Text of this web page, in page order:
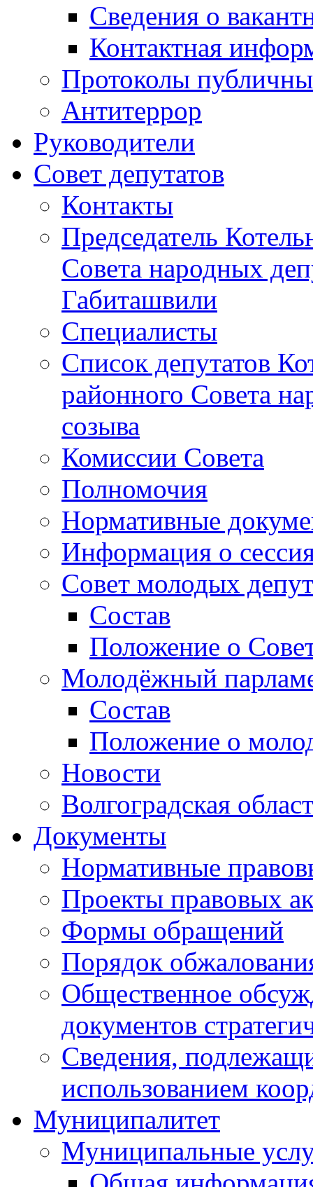
Сведения о
Контактная
Протоколы
Антитеррор
Руководители
Совет депутатов
Контакты
Председатель
Совета народных
Габиташвили
Специалисты
Список депутатов
районного Совета
созыва
Комиссии Совета
Полномочия
Нормативные
Информация о
Совет молодых
Состав
Положение о
Молодёжный
Состав
Положение о
Новости
Волгоградская
Документы
Нормативные
Проекты правовых
Формы обращений
Порядок
Общественное
документов
Сведения,
использованием
Муниципалитет
Муниципальные